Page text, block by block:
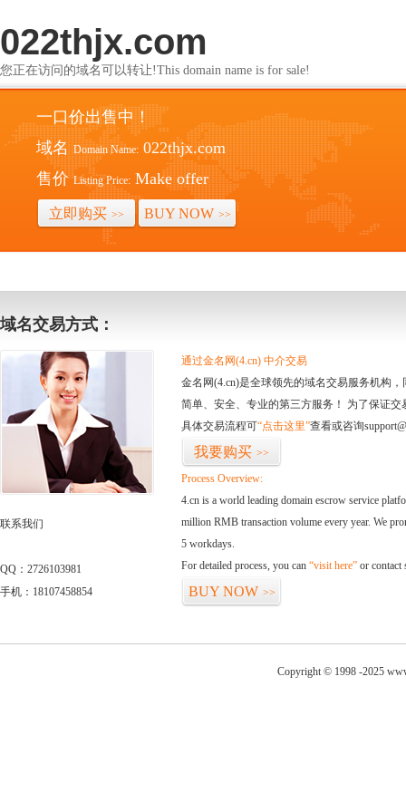
022thjx.com
您正在访问的域名可以转让!This domain name is for sale!
一口价出售中！
域名 Domain Name: 022thjx.com
售价 Listing Price: Make offer
立即购买 >> BUY NOW >>
域名交易方式：
联系我们
QQ：2726103981
手机：18107458854
通过金名网(4.cn) 中介交易
金名网(4.cn)是全球领先的域名交易服务机构
简单、安全、专业的第三方服务！ 为了保证
具体交易流程可“点击这里”查看或咨询
我要购买 >>
Process Overview:
4.cn is a world leading domain escrow service
million RMB transaction volume every year. We
5 workdays.
For detailed process, you can “visit here” or contact
BUY NOW >>
Copyright © 1998 -2025